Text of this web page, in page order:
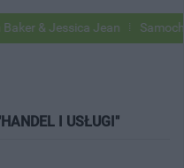
& Jessica Jean
I USŁUGI"